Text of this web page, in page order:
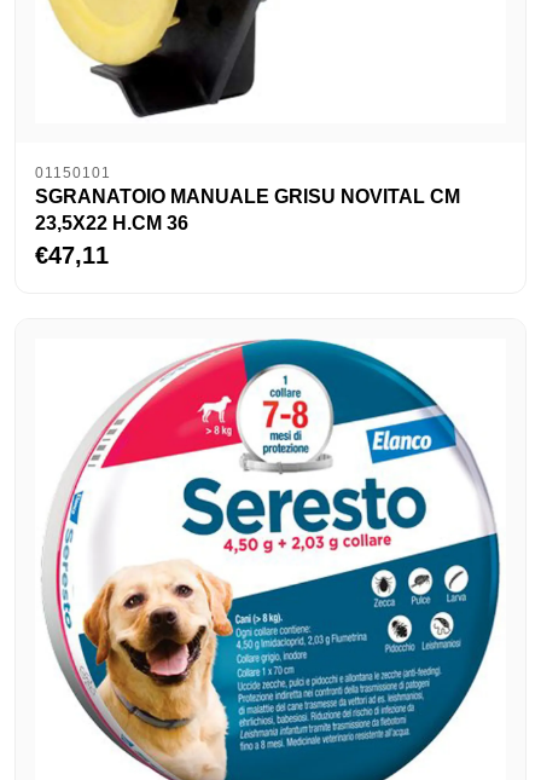
01150101
SGRANATOIO MANUALE GRISU NOVITAL CM
23,5X22 H.CM 36
€47,11